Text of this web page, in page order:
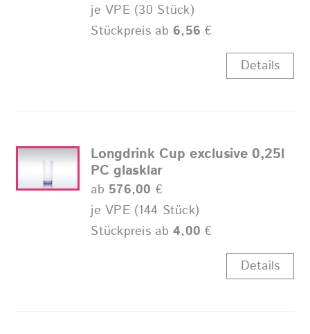
je VPE (30 Stück)
Stückpreis ab6,56 €
Details
Longdrink Cup exclusive 0,25l
PC glasklar
ab 576,00 €
je VPE (144 Stück)
Stückpreis ab4,00 €
Details